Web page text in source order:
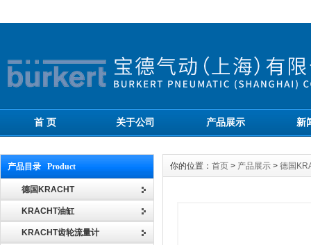
首 页 关于公司 产品展示 新
产品目录 Product
德国KRACHT
KRACHT油缸
KRACHT齿轮流量计
你的位置： 首页 > 产品展示 > 德国